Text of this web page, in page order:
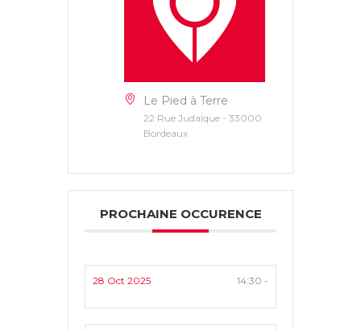
Le Pied à Terre
22 Rue Judaïque - 33000
Bordeaux
PROCHAINE OCCURENCE
28 Oct 2025 14:30 -